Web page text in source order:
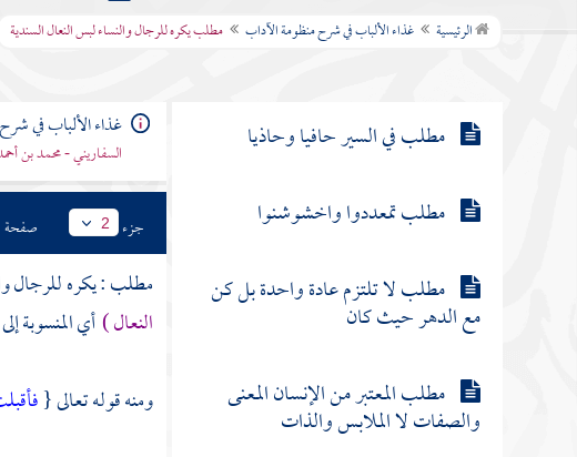
الرئيسية غذاء الألباب في شرح منظومة الآداب مطلب يكره للرجال والنساء لبس النعال السنديةمطلب يكره للرجال والنساء لبس
مطلب في السير حافيا وحاذيا
مطلب تمعددوا واخشوشنوا
مطلب لا تلتزم عادة واحدة بل كن
مع الدهر حيث كان
مطلب المعتبر من الإنسان المعنى
والصفات لا الملابس والذات
غذاء الألباب في
السفاريني - محمد بن
جزء 2 صفحة
مطلب : يكره للرجال
النعال )أي المنسوبة إلى
ومنه قوله تعالى {